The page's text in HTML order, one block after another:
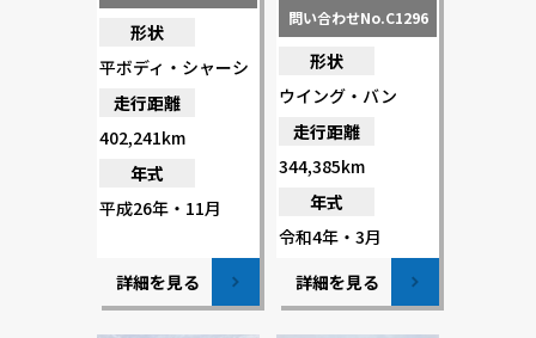
形状
平ボディ・シャーシ
走行距離
402,241km
年式
平成26年・11月
詳細を見る
問い合わせNo.C1296
形状
ウイング・バン
走行距離
344,385km
年式
令和4年・3月
詳細を見る